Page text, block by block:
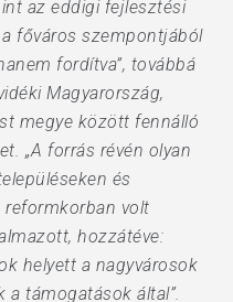
az eddigi fejlesztési
főváros szempontjából
fordítva”, továbbá
Magyarország,
megye között fennálló
„A forrás révén olyan
és
reformkorban volt
hozzátéve:
helyett a nagyvárosok
támogatások által”.